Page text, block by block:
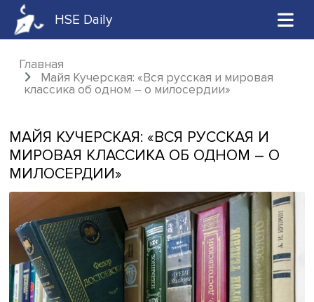
HSE Daily
Главная
Майя Кучерская: «Вся русская и мировая
МАЙЯ КУЧЕРСКАЯ: «ВСЯ РУССКАЯ И
МИРОВАЯ КЛАССИКА ОБ ОДНОМ –
МИЛОСЕРДИИ»